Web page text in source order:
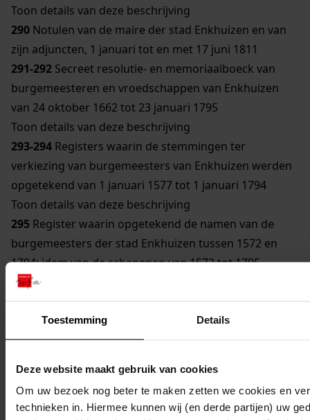
Toestemming Details
Deze website maakt gebruik van cookies
Om uw bezoek nog beter te maken zetten we cookies en
technieken in. Hiermee kunnen wij (en derde partijen) uw
Toon details van deze beschrijving
290 Notulen van de maire der stad Enkhuizen en van
zijn adjuncten, 1 januari tot en met 17 juni 1811
291-292 Secreet resolutie- en memoriaalboeck van
burgemeesteren en vroedschappen van Enkhuizen
van 24 oktober 1662 tot 23 januari 1795
Toon details van deze beschrijving
293-294 Registers waarin de stemmingen ter
verkiezing van burgemeesters van Enkhuizen werden
opgetekend van 1 januari 1577 tot 1 januari 1794
Toon details van deze beschrijving
295 Register waarin opgetekend de namen van de
burgemeesters der stad Enkhuizen tussen 1572 en
1794; idem van de schepenen van 1572 tot 1795
296-308
der stad Enkhuizen van 12 januari 1671 tot 29
december 1794
Toon details van deze beschrijving
binnen de stad Enkhuizen van 2 februari 1795 tot 16
oktober 1795